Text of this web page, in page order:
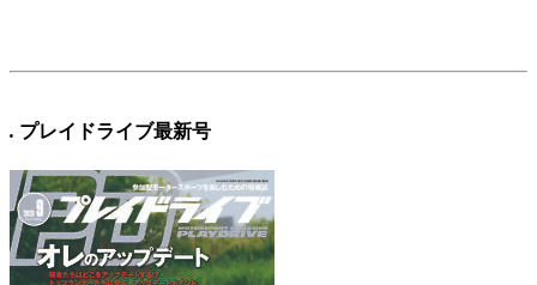
. プレイドライブ最新号